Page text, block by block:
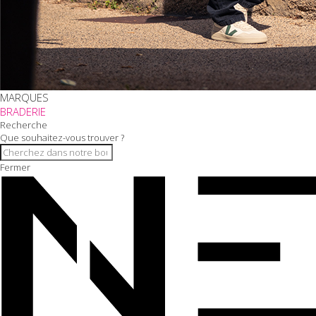
MARQUES
BRADERIE
Recherche
Que souhaitez-vous trouver ?
Fermer